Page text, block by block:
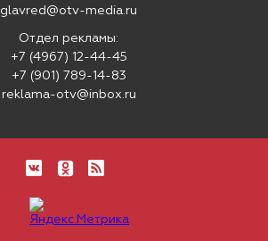
glavred@otv-media.ru
Отдел рекламы:
+7 (4967) 12-44-45
+7 (901) 789-14-83
reklama-otv@inbox.ru